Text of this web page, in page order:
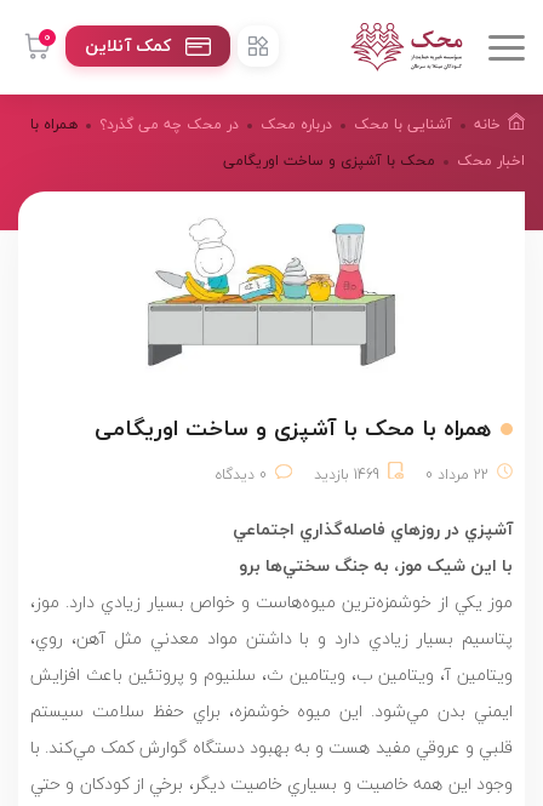
0 کمک آنلاین
خانه آشنایی با محک درباره محک
در محک چه می گذرد؟
اخبار محک
همراه با
محک با آشپزی و ساخت اوریگامی
همراه با محک با آشپزی و ساخت اوریگامی
22 مرداد 0 1469 بازدید 0 دیدگاه
آشپزي در روزهاي فاصلهگذاري اجتماعي
با اين شيک موز، به جنگ سختيها برو
موز يکي از خوشمزه‌ترين ميوه‌هاست و خواص بسيار زيادي دارد. موز،
پتاسيم بسيار زيادي دارد و با داشتن مواد معدني مثل آهن، روي،
ويتامين آ، ويتامين ب، ويتامين ث، سلنيوم و پروتئين باعث افزايش
ايمني بدن مي‌شود. اين ميوه خوشمزه، براي حفظ سلامت سيستم
قلبي و عروقي مفيد هست و به بهبود دستگاه گوارش کمک مي‌کند. با
وجود اين همه خاصيت و بسياري خاصيت ديگر، برخي از کودکان و حتي